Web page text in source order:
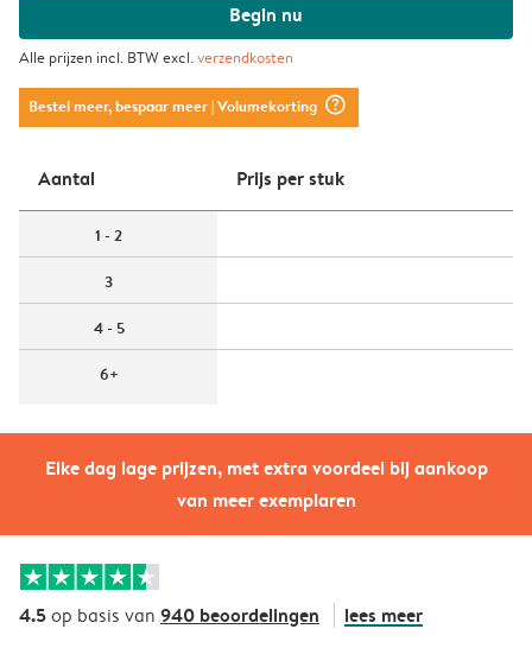
Elke dag lage prijzen, met extra voordeel bij aankoop
van meer exemplaren
Begin nu
Alle prijzen incl. BTW excl.verzendkosten
Bestel meer, bespaar meer| Volumekorting question_mark_circle
Aantal Prijs per stuk
1 - 2
3
4 - 5
6+
4.5op basis van 940 beoordelingen lees meer